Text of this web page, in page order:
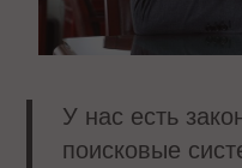
У нас есть
поисковые